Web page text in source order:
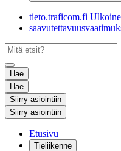
tieto.traficom.fi
Hae
Hae
Siirry asiointiin
Siirry asiointiin
Etusivu
Tieliikenne